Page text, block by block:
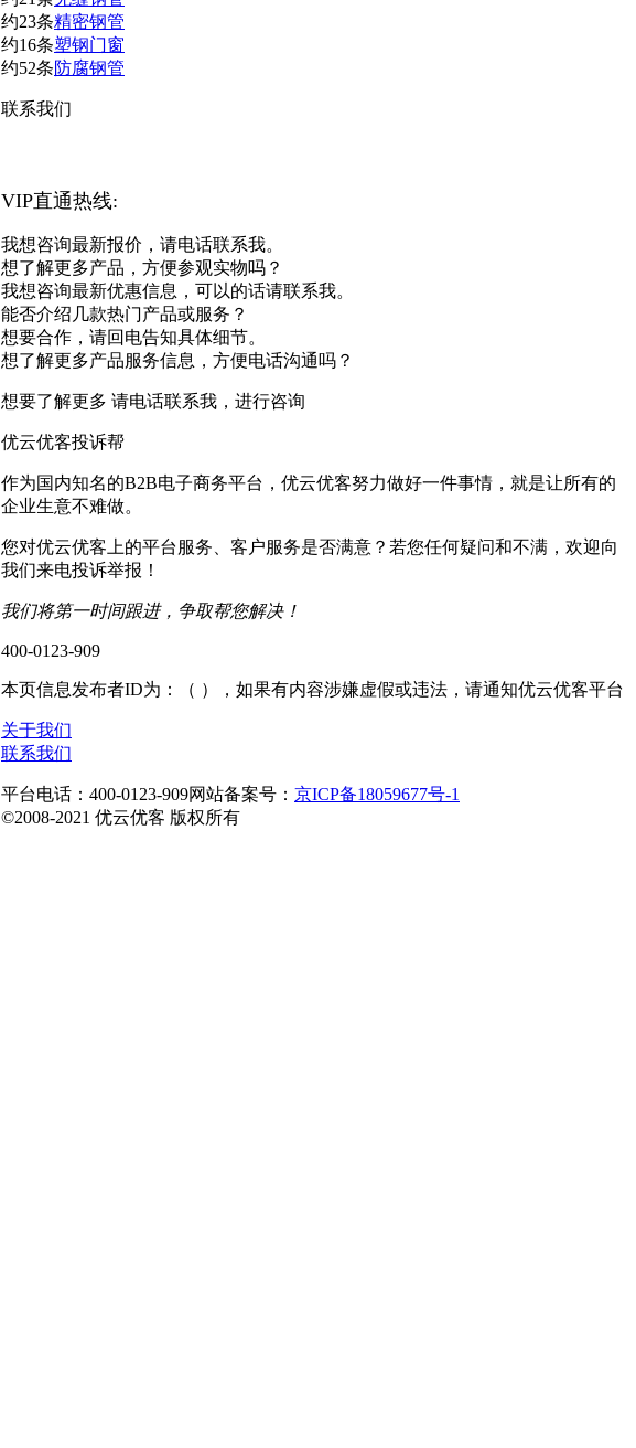
约23条精密钢管
约16条塑钢门窗
约52条防腐钢管
联系我们
VIP直通热线:
我想咨询最新报价，请电话联系我。
想了解更多产品，方便参观实物吗？
我想咨询最新优惠信息，可以的话请联系我。
能否介绍几款热门产品或服务？
想要合作，请回电告知具体细节。
想了解更多产品服务信息，方便电话沟通吗？
想要了解更多 请电话联系我，进行咨询
优云优客投诉帮
作为国内知名的B2B电子商务平台，优云优客努力做好一件事情，就是让所有的
企业生意不难做。
您对优云优客上的平台服务、客户服务是否满意？若您任何疑问和不满，欢迎向
我们来电投诉举报！
我们将第一时间跟进，争取帮您解决！
400-0123-909
本页信息发布者ID为： （ ），如果有内容涉嫌虚假或违法，请通知优云优客平台
关于我们
联系我们
平台电话：400-0123-909网站备案号： 京ICP备18059677号-1
©2008-2021 优云优客 版权所有